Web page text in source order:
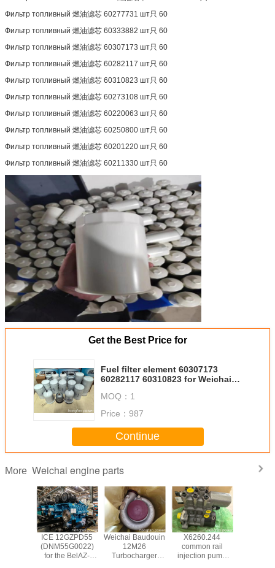
Фильтр топливный 燃油滤芯 60277731 шт只 60
Фильтр топливный 燃油滤芯 60333882 шт只 60
Фильтр топливный 燃油滤芯 60307173 шт只 60
Фильтр топливный 燃油滤芯 60282117 шт只 60
Фильтр топливный 燃油滤芯 60310823 шт只 60
Фильтр топливный 燃油滤芯 60273108 шт只 60
Фильтр топливный 燃油滤芯 60220063 шт只 60
Фильтр топливный 燃油滤芯 60250800 шт只 60
Фильтр топливный 燃油滤芯 60201220 шт只 60
Фильтр топливный 燃油滤芯 60211330 шт只 60
Get the Best Price for
Fuel filter element 60307173
60282117 60310823 for Weichai
MOQ： 1
Price： 987
Continue
More Weichai engine parts
ICE 12GZPD55
(DNM55G0022)
for the BelAZ-
Weichai Baudouin
12M26
Turbocharger
X6260.244
common rail
injection pump